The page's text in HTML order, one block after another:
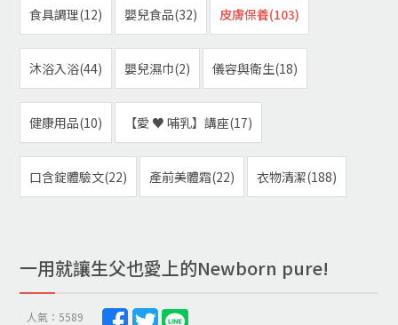
食具調理(12) 嬰兒食品(32) 皮膚保養(103)
沐浴入浴(44) 嬰兒濕巾(2) 儀容與衛生(18)
健康用品(10) 【愛 ♥ 哺乳】講座(17)
口含錠體驗文(22) 產前美體霜(22) 衣物清潔(188)
一用就讓生父也愛上的Newborn pure!
人氣：5589